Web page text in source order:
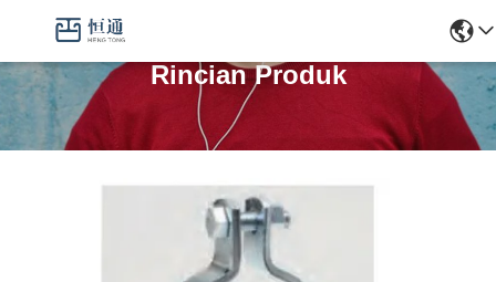
Rincian Produk